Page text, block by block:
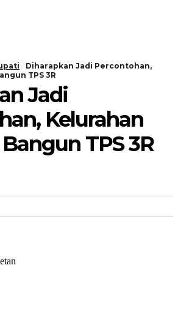
Diharapkan Jadi Percontohan,
TPS 3R
Jadi
Kelurahan
TPS 3R